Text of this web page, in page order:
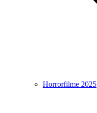
Horrorfilme 2025